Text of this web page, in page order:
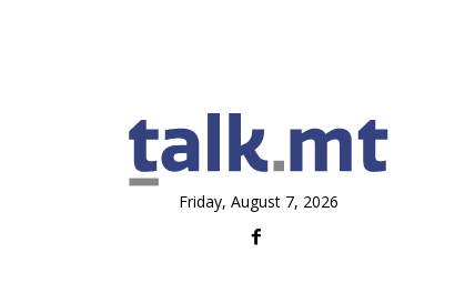
Friday, August 7, 2026